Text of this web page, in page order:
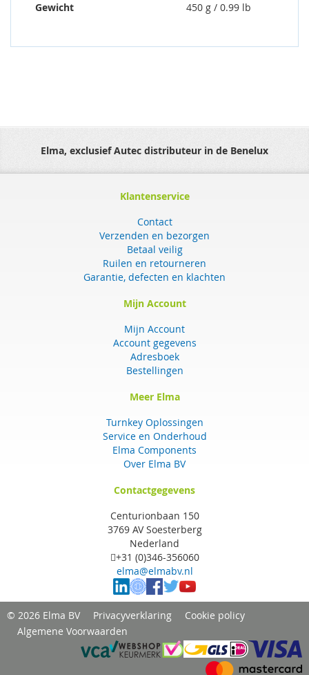
Gewicht 450 g / 0.99 lb
Elma, exclusief Autec distributeur in de Benelux
Klantenservice
Contact
Verzenden en bezorgen
Betaal veilig
Ruilen en retourneren
Garantie, defecten en klachten
Mijn Account
Mijn Account
Account gegevens
Adresboek
Bestellingen
Meer Elma
Turnkey Oplossingen
Service en Onderhoud
Elma Components
Over Elma BV
Contactgegevens
Centurionbaan 150
3769 AV Soesterberg
Nederland
+31 (0)346-356060
elma@elmabv.nl
© 2026 Elma BV Privacyverklaring
Cookie policy
Algemene Voorwaarden